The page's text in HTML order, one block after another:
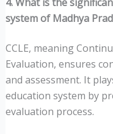
system of Madhya
CCLE, meaning
Evaluation, ensures
and assessment. It
education system by
evaluation process.